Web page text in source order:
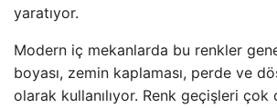
yaratıyor.
Modern iç mekanlarda bu renkler
boyası, zemin kaplaması, perde ve
olarak kullanılıyor. Renk geçişleri çok